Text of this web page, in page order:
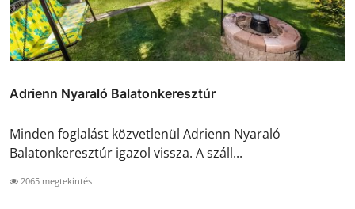
Adrienn Nyaraló Balatonkeresztúr
Minden foglalást közvetlenül Adrienn Nyaraló
Balatonkeresztúr igazol vissza. A száll...
2065 megtekintés